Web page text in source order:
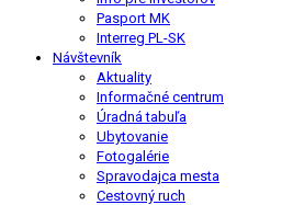
Pasport MK
Interreg PL-SK
Návštevník
Aktuality
Informačné centrum
Úradná tabuľa
Ubytovanie
Fotogalérie
Spravodajca mesta
Cestovný ruch